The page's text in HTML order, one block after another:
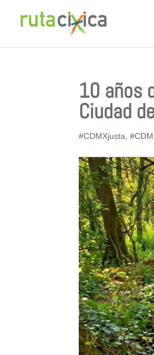
10 años
Ciudad
#CDMXjusta ,